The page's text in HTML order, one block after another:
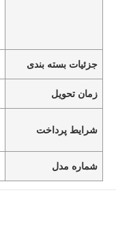
جزئیات بسته بندی
زمان تحویل
شرایط پرداخت
شماره مدل